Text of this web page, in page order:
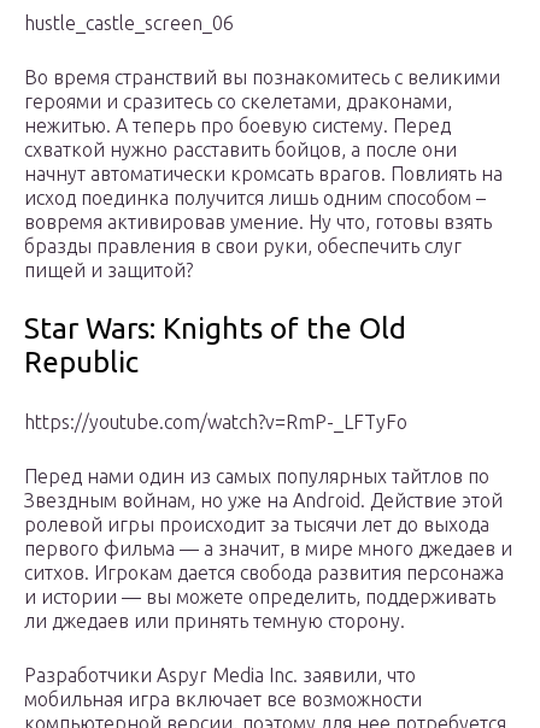
hustle_castle_screen_06
Во время странствий вы познакомитесь с великими
героями и сразитесь со скелетами, драконами,
нежитью. А теперь про боевую систему. Перед
схваткой нужно расставить бойцов, а после они
начнут автоматически кромсать врагов. Повлиять на
исход поединка получится лишь одним способом –
вовремя активировав умение. Ну что, готовы взять
бразды правления в свои руки, обеспечить слуг
пищей и защитой?
Star Wars: Knights of the Old
Republic
https://youtube.com/watch?v=RmP-_LFTyFo
Перед нами один из самых популярных тайтлов по
Звездным войнам, но уже на Android. Действие этой
ролевой игры происходит за тысячи лет до выхода
первого фильма — а значит, в мире много джедаев и
ситхов. Игрокам дается свобода развития персонажа
и истории — вы можете определить, поддерживать
ли джедаев или принять темную сторону.
Разработчики Aspyr Media Inc. заявили, что
мобильная игра включает все возможности
компьютерной версии, поэтому для нее потребуется